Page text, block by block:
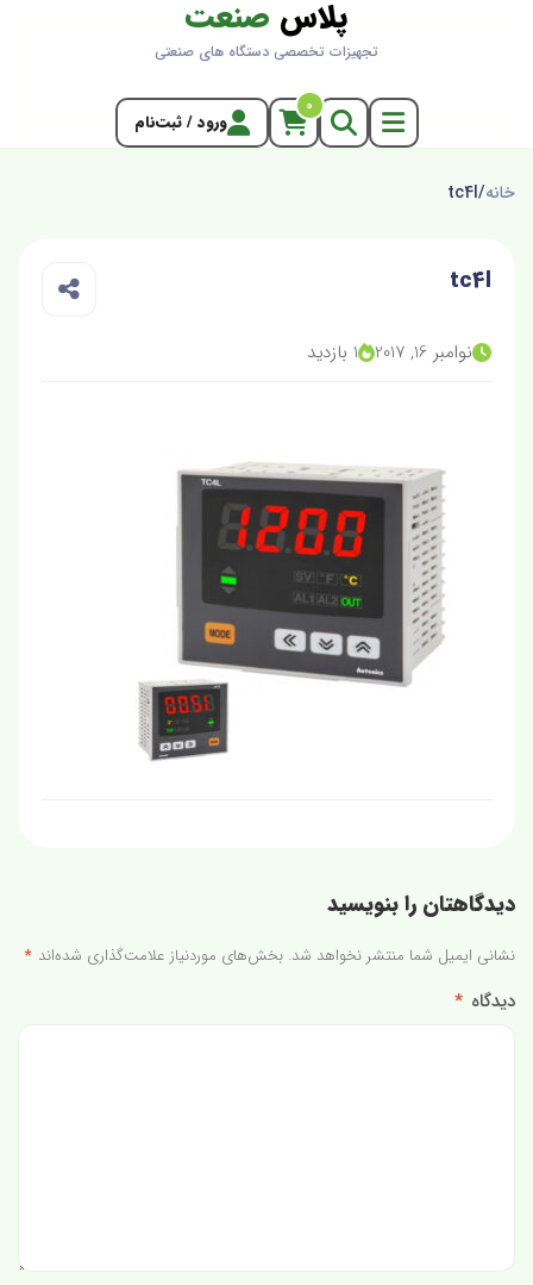
پلاس صنعت
تجهیزات تخصصی دستگاه های صنعتی
0
ورود / ثبت‌نام
خانه/
tc4l
tc4l
نوامبر 16, 2017 1 بازدید
دیدگاهتان را بنویسید
نشانی ایمیل شما منتشر نخواهد شد. بخش‌های موردنیاز علامت‌گذاری شده‌اند *
دیدگاه *